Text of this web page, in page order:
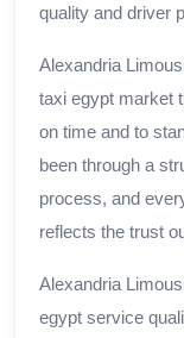
quality and driver
Alexandria
taxi egypt market
on time and to
been through a
process, and
reflects the trust
Alexandria
egypt service